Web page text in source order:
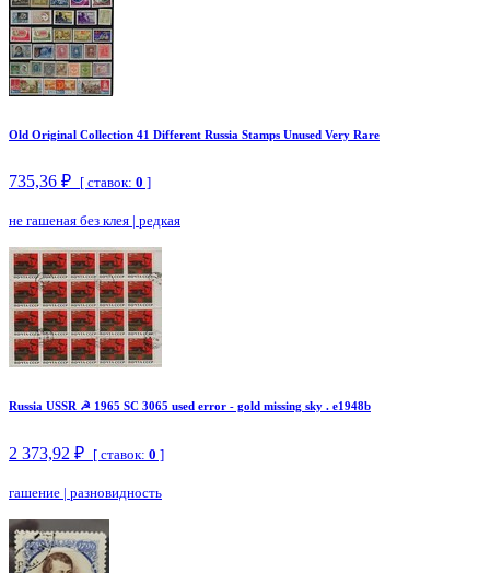
Old Original Collection 41 Different Russia Stamps Unused Very Rare
735,36 ₽ [ ставок: 0 ]
не гашеная без клея | редкая
Russia USSR ☭ 1965 SC 3065 used error - gold missing sky . e1948b
2 373,92 ₽ [ ставок: 0 ]
гашение | разновидность